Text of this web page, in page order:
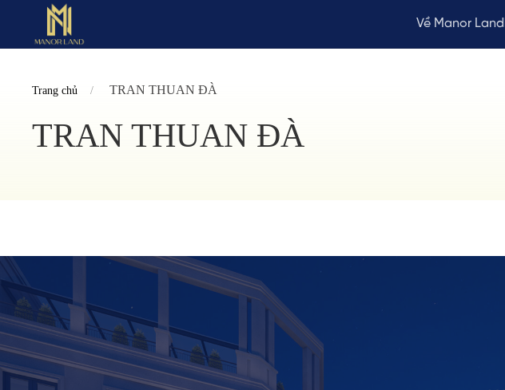
Về Manor Land
Trang chủ TRAN THUAN ĐÀ
TRAN THUAN ĐÀ